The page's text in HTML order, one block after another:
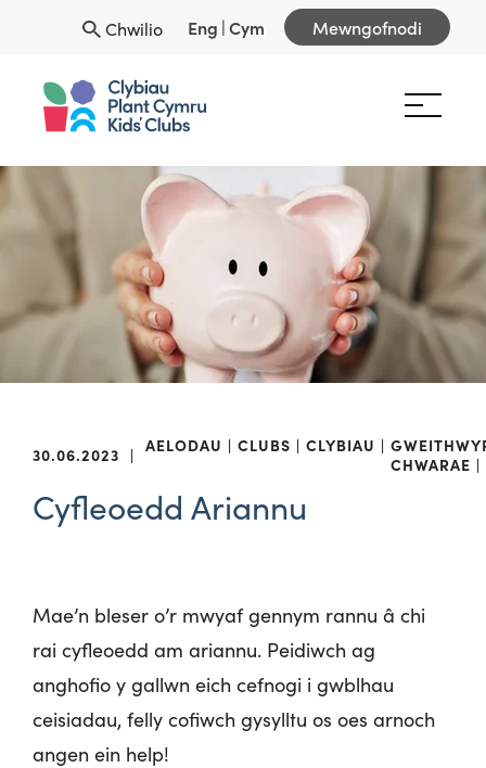
Chwilio Eng |Cym Mewngofnodi
30.06.2023 | AELODAU CLUBS CLYBIAU
CHWARAE
Cyfleoedd Ariannu
Mae’n bleser o’r mwyaf gennym rannu â chi
rai cyfleoedd am ariannu. Peidiwch ag
anghofio y gallwn eich cefnogi i gwblhau
ceisiadau, felly cofiwch gysylltu os oes arnoch
angen ein help!